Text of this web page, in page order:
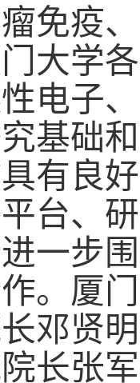
免疫
大学
电子
基础
有良
台、
一步
。厦
邓贤
长张